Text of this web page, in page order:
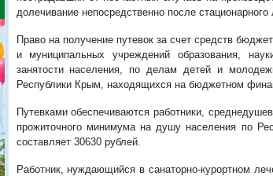
долечивание непосредственно после стационарного
Право на получение путевок за счет средств
и муниципальных учреждений образования,
занятости населения, по делам детей и
Республики Крым, находящихся на бюджетном
Путевками обеспечиваются работники,
прожиточного минимума на душу населения по
составляет 30630 рублей.
Работник, нуждающийся в санаторно-курортном